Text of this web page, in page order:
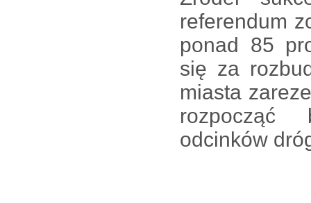
referendum
ponad 85
się za
miasta
rozpocząć
odcinków